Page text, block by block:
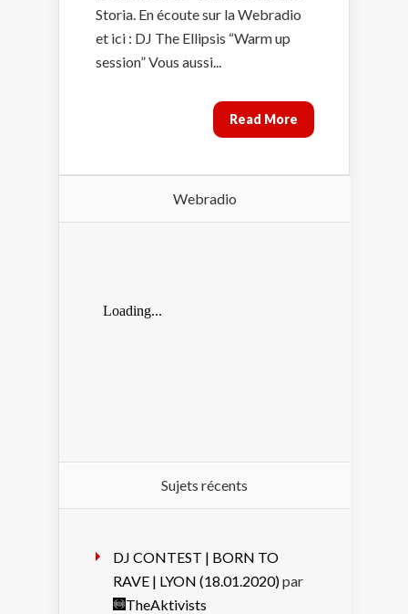
Storia. En écoute sur la Webradio
et ici : DJ The Ellipsis “Warm up
session” Vous aussi...
Read More
Webradio
Sujets récents
DJ CONTEST | BORN TO
RAVE | LYON (18.01.2020)par
TheAktivists